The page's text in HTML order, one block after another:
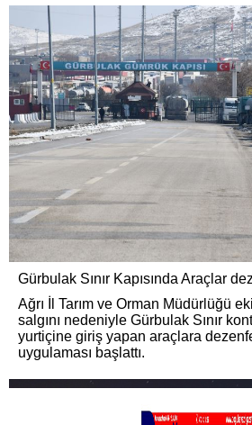
Gürbulak Sınır Kapısında Araçlar
Ağrı İl Tarım ve Orman Müdürlüğü
salgını nedeniyle Gürbulak Sınır
yurtiçine giriş yapan araçlara
uygulaması başlattı.